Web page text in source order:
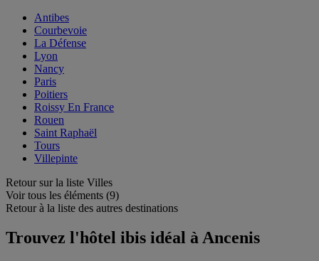
Antibes
Courbevoie
La Défense
Lyon
Nancy
Paris
Poitiers
Roissy En France
Rouen
Saint Raphaël
Tours
Villepinte
Retour sur la liste Villes
Voir tous les éléments (9)
Retour à la liste des autres destinations
Trouvez l'hôtel ibis idéal à Ancenis